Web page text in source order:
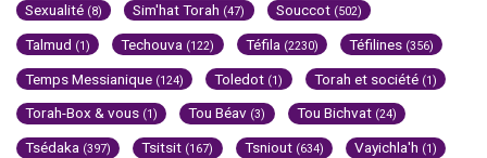
Sexualité (8) Sim'hat Torah (47) Souccot (502)
Talmud (1) Techouva (122) Téfila (2230) Téfilines (356)
Temps Messianique (124) Toledot (1) Torah et société (1)
Torah-Box & vous (1) Tou Béav (3) Tou Bichvat (24)
Tsédaka (397) Tsitsit (167) Tsniout (634) Vayichla'h (1)